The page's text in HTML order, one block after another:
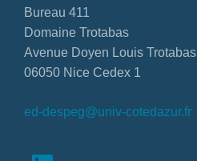
Bureau 411
Domaine Trotabas
Avenue Doyen Louis Trotabas
06050 Nice Cedex 1
ed-despeg@univ-cotedazur.fr